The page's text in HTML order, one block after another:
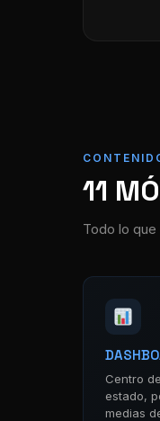
11
Todo lo
Centro
estado,
medias